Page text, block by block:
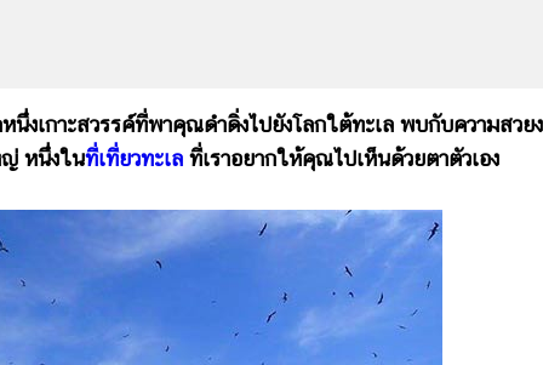
นึ่งเกาะสวรรค์ที่พาคุณดำดิ่งไปยังโลกใต้ทะเล พบกับความสวย
ญ่ หนึ่งในที่เที่ยวทะเลที่เราอยากให้คุณไปเห็นด้วยตาตัวเอง